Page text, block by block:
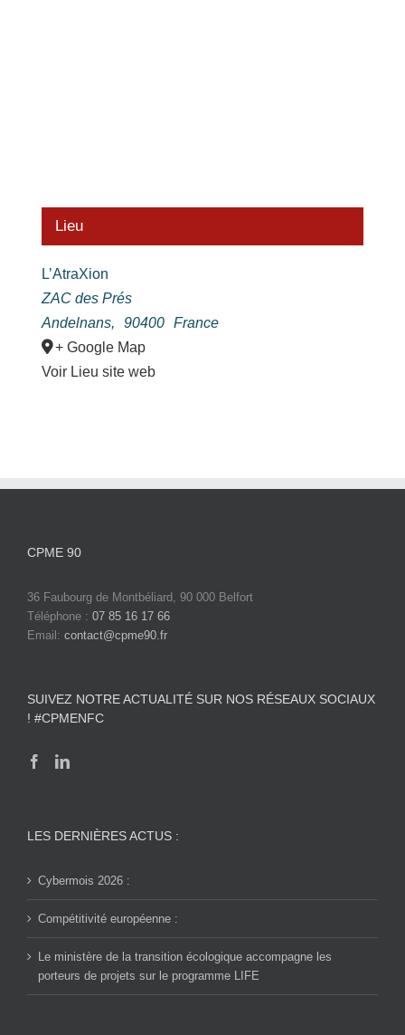
Lieu
L’AtraXion
ZAC des Prés
Andelnans, 90400
France
+ Google Map
Voir Lieu site web
CPME 90
36 Faubourg de Montbéliard, 90 000 Belfort
Téléphone : 07 85 16 17 66
Email: contact@cpme90.fr
SUIVEZ NOTRE ACTUALITÉ SUR NOS RÉSEAUX SOCIAUX
! #CPMENFC
LES DERNIÈRES ACTUS :
Cybermois 2026 :
Compétitivité européenne :
Le ministère de la transition écologique accompagne les
porteurs de projets sur le programme LIFE